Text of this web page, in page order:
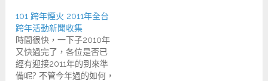
101 跨年煙火 2011年全台
跨年活動新聞收集
時間很快，一下子2010年
又快過完了，各位是否已
經有迎接2011年的到來準
備呢? 不管今年過的如何，